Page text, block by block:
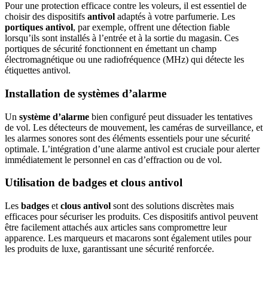
Pour une protection efficace contre les voleurs, il est essentiel de
choisir des dispositifs antivol adaptés à votre parfumerie. Les
portiques antivol, par exemple, offrent une détection fiable
lorsqu’ils sont installés à l’entrée et à la sortie du magasin. Ces
portiques de sécurité fonctionnent en émettant un champ
électromagnétique ou une radiofréquence (MHz) qui détecte les
étiquettes antivol.
Installation de systèmes d’alarme
Un système d’alarme bien configuré peut dissuader les tentatives
de vol. Les détecteurs de mouvement, les caméras de surveillance, et
les alarmes sonores sont des éléments essentiels pour une sécurité
optimale. L’intégration d’une alarme antivol est cruciale pour alerter
immédiatement le personnel en cas d’effraction ou de vol.
Utilisation de badges et clous antivol
Les badges et clous antivol sont des solutions discrètes mais
efficaces pour sécuriser les produits. Ces dispositifs antivol peuvent
être facilement attachés aux articles sans compromettre leur
apparence. Les marqueurs et macarons sont également utiles pour
les produits de luxe, garantissant une sécurité renforcée.